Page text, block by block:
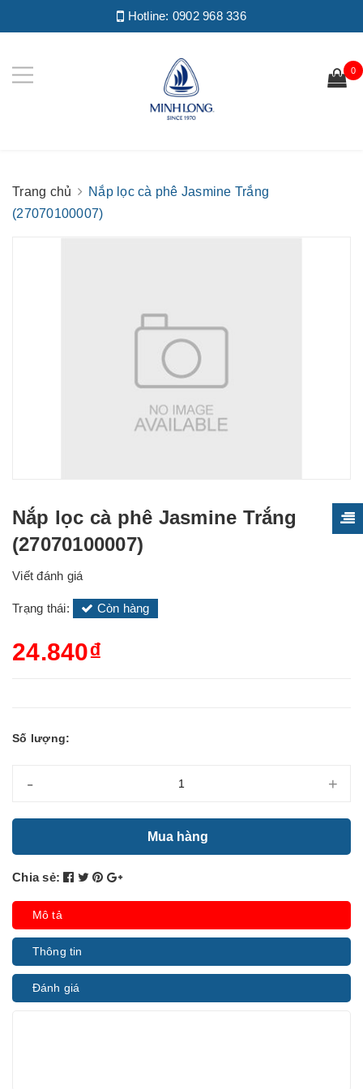
Hotline: 0902 968 336
0
Trang chủ
Nắp lọc cà phê Jasmine Trắng
(27070100007)
Nắp lọc cà phê Jasmine Trắng
(27070100007)
Viết đánh giá
Trạng thái: Còn hàng
24.840₫
Số lượng:
- +
Mua hàng
Chia sẻ:
Mô tả
Thông tin
Đánh giá